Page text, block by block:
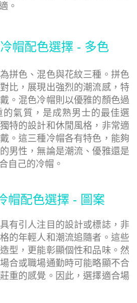
。
帽配色選擇 - 多色
拼色、混色與花紋三種。拼色
比，展現出強烈的潮流感，特
。混色冷帽則以優雅的顏色過
氣質，是成熟男士的最佳選
特的設計和休閒風格，非常適
。這三種冷帽各有特色，能夠
男性，無論是潮流、優雅還是
自己的冷帽。
帽配色選擇 - 圖案
有引人注目的設計或標誌，非
的年輕人和潮流追隨者。這些
型，更能彰顯個性和品味。然
合或職場通勤時可能略顯不合
重的感覺。因此，選擇適合場